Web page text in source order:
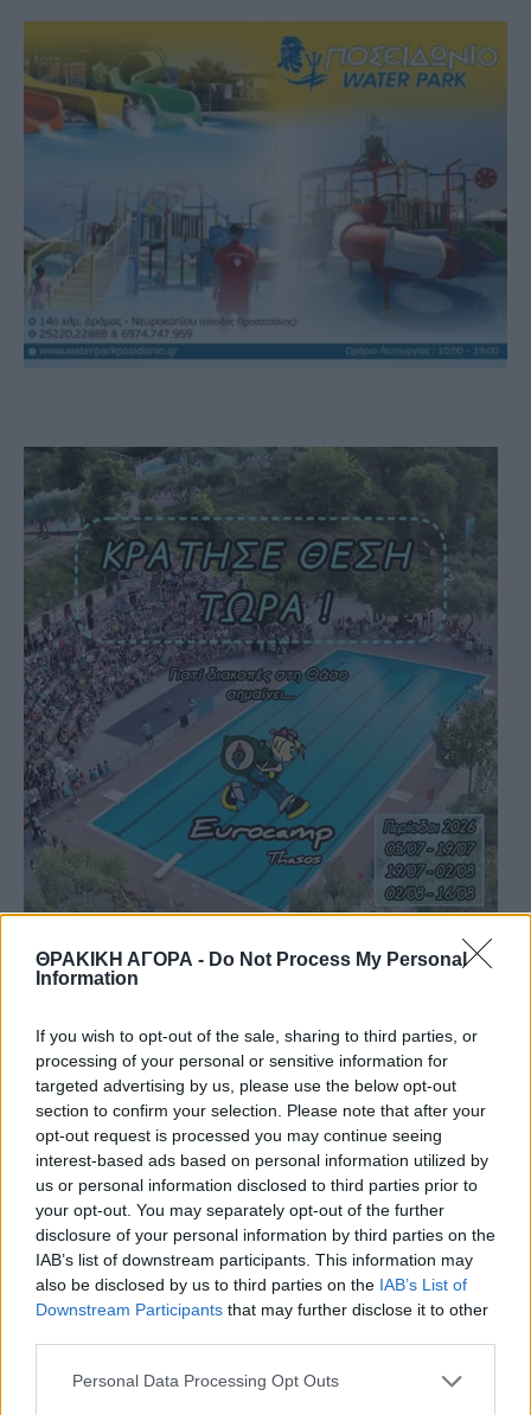
ΘΡΑΚΙΚΗ ΑΓΟΡΑ - Do Not Process My Personal
Information
If you wish to opt-out of the sale, sharing to third parties, or
processing of your personal or sensitive information for
targeted advertising by us, please use the below opt-out
section to confirm your selection. Please note that after your
opt-out request is processed you may continue seeing
interest-based ads based on personal information utilized by
us or personal information disclosed to third parties prior to
your opt-out. You may separately opt-out of the further
disclosure of your personal information by third parties on the
IAB’s list of downstream participants. This information may
also be disclosed by us to third parties on the IAB’s List of
Downstream Participants that may further disclose it to other
Personal Data Processing Opt Outs